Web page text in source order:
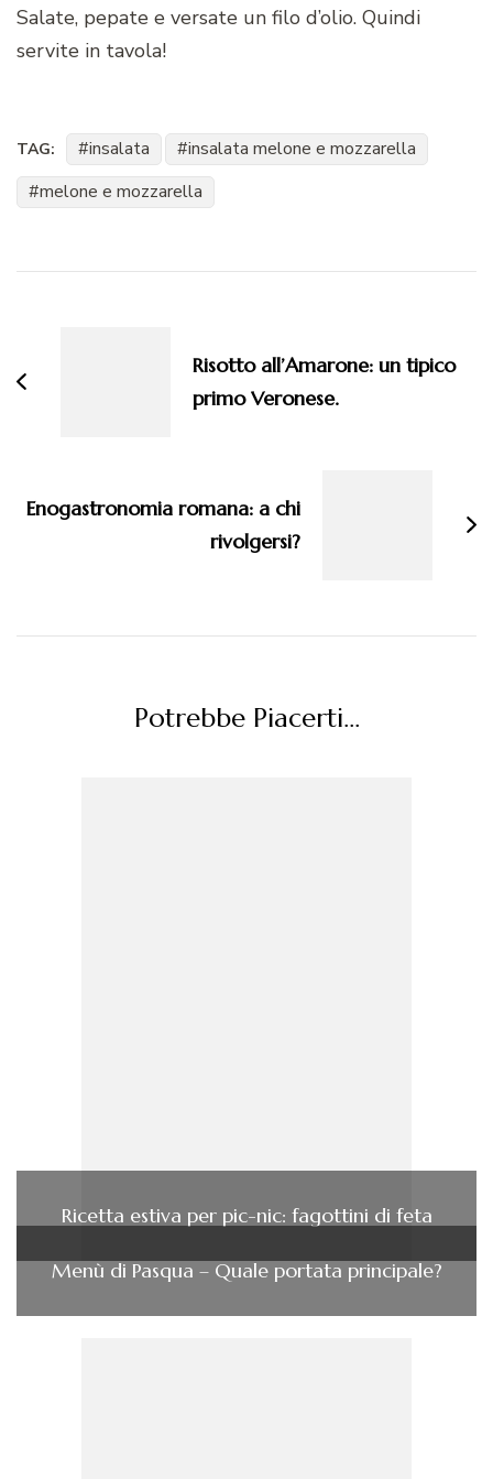
Salate, pepate e versate un filo d’olio. Quindi
servite in tavola!
TAG: insalata
insalata melone e mozzarella
melone e mozzarella
Risotto all’Amarone: un tipico
primo Veronese.
Enogastronomia romana: a chi
rivolgersi?
Potrebbe Piacerti...
Ricetta estiva per pic-nic: fagottini di feta
Menù di Pasqua – Quale portata principale?